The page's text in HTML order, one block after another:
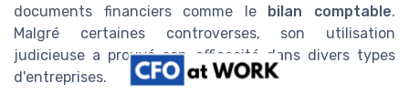
documents financiers comme le
bilan comptable.
Malgré certaines controverses, son utilisation
judicieuse a prouvé son efficacité dans divers types
d'entreprises.